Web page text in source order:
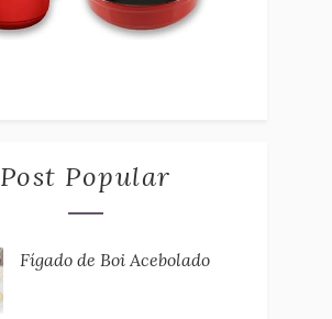
Post Popular
Fígado de Boi Acebolado